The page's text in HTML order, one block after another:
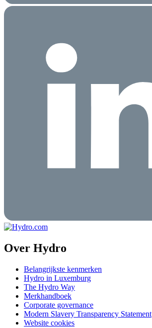
Over Hydro
Belangrijkste kenmerken
Hydro in Luxemburg
The Hydro Way
Merkhandboek
Corporate governance
Modern Slavery Transparency Statement
Website cookies